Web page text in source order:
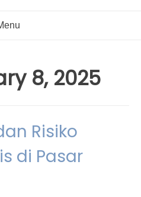
8, 2025
Risiko
di Pasar